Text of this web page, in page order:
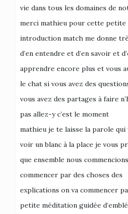
vie dans tous les domaines de
merci mathieu pour cette petite
introduction match me donne
d’en entendre et d’en savoir et
apprendre encore plus et vous
le chat si vous avez des
vous avez des partages à faire
pas allez-y c’est le moment
mathieu je te laisse la parole qui
voir un blanc à la place je vous
que ensemble nous
commencer par des choses des
explications on va commencer
petite méditation guidée